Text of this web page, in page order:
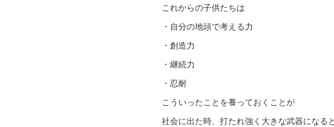
これからの子供たちは
・自分の地頭で考える力
・創造力
・継続力
・忍耐
こういったことを養っておくことが
社会に出た時、打たれ強く大きな武器になると